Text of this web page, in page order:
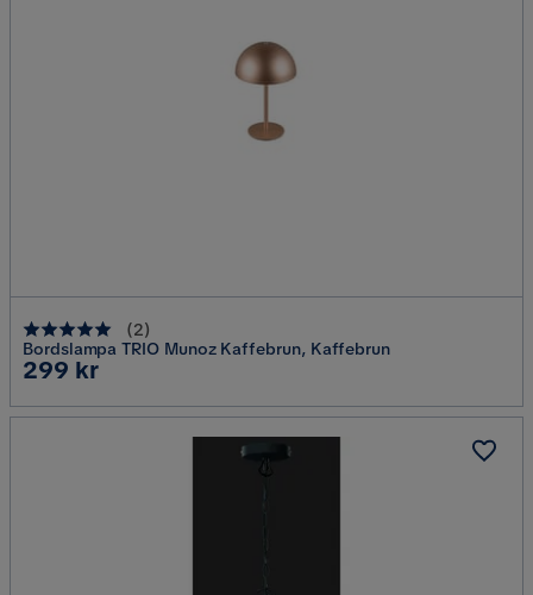
(2)
Bordslampa TRIO Munoz Kaffebrun, Kaffebrun
Pris
299 kr